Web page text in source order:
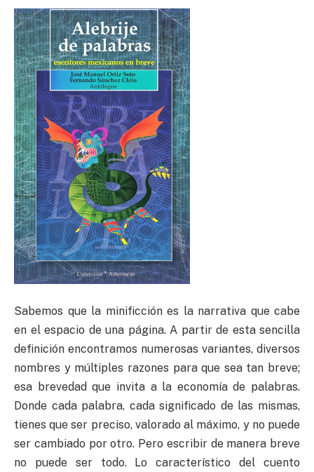
Sabemos que la minificción es la narrativa que cabe
en el espacio de una página. A partir de esta sencilla
definición encontramos numerosas variantes, diversos
nombres y múltiples razones para que sea tan breve;
esa brevedad que invita a la economía de palabras.
Donde cada palabra, cada significado de las mismas,
tienes que ser preciso, valorado al máximo, y no puede
ser cambiado por otro. Pero escribir de manera breve
no puede ser todo. Lo característico del cuento